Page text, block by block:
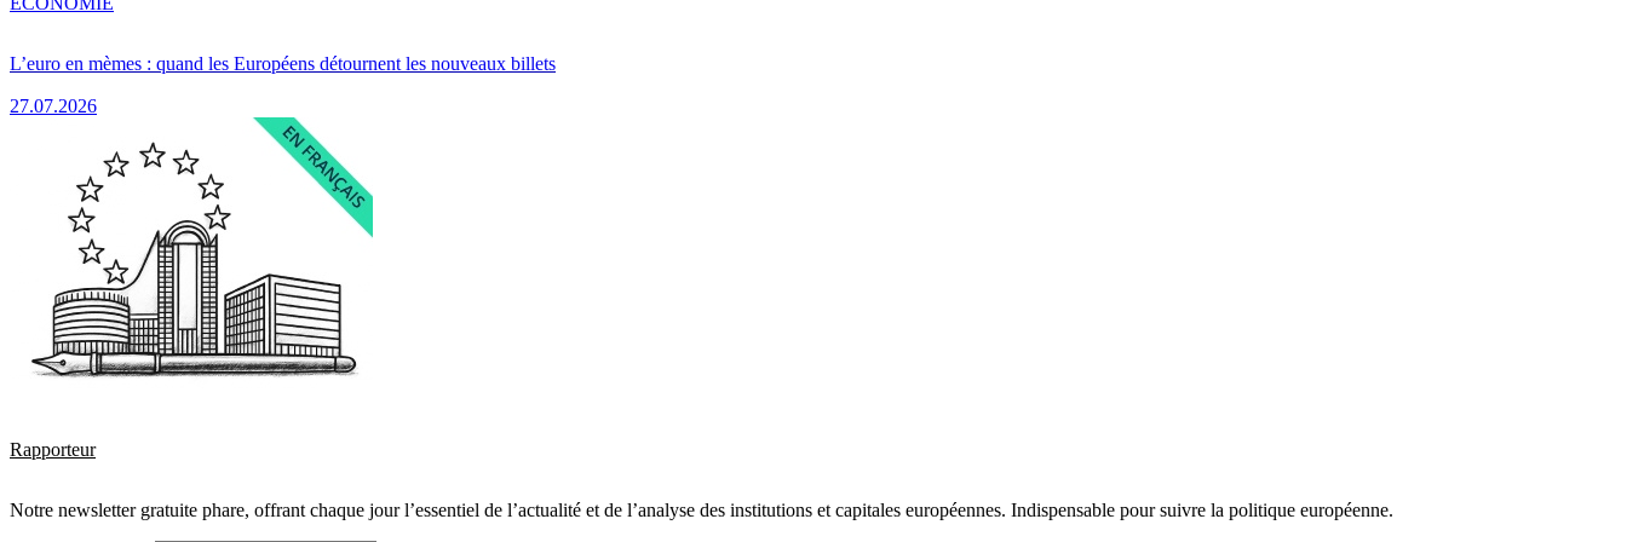
L’euro en mèmes : quand les Européens détournent les nouveaux billets
27.07.2026
Rapporteur
Notre newsletter gratuite phare, offrant chaque jour l’essentiel de l’actualité et de l’analyse des institutions et capitales européennes. Indispensable pour suivre la politique européenne.